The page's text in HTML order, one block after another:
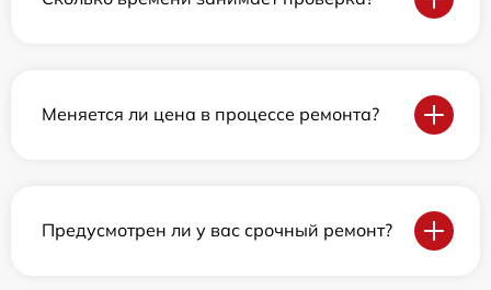
Меняется ли цена в процессе ремонта?
Предусмотрен ли у вас срочный ремонт?